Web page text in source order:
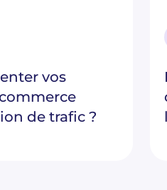
vos
de trafic ?